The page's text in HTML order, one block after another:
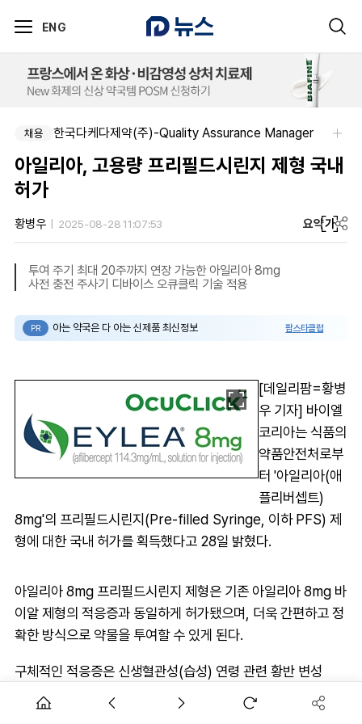
ENG
채용 한국다케다제약(주)-Quality Assurance Manager
아일리아, 고용량 프리필드시린지 제형 국내
허가
황병우 2025-08-28 11:07:53 요약가
투여 주기 최대 20주까지 연장 가능한 아일리아 8mg
사전 충전 주사기 디바이스 오큐클릭 기술 적용
PR 아는 약국은 다 아는 신제품 최신정보 팜스타클럽
[데일리팜=황병
우 기자] 바이엘
코리아는 식품의
약품안전처로부
터 '아일리아(애
플리버셉트)
8mg'의 프리필드시린지(Pre-filled Syringe, 이하 PFS) 제
형에 대한 국내 허가를 획득했다고 28일 밝혔다.
아일리아 8mg 프리필드시린지 제형은 기존 아일리아 8mg 바
이알 제형의 적응증과 동일하게 허가됐으며, 더욱 간편하고 정
확한 방식으로 약물을 투여할 수 있게 된다.
구체적인 적응증은 신생혈관성(습성) 연령 관련 황반 변성
(Neovascular age-related Macular Degeneration,
nAMD)과 당뇨병성 황반 부종(Diabeteic Macula Edema,